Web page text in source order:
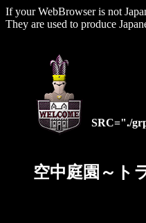
If your WebBrowser is not
They are used to produce
SRC="./
空中庭園～ト